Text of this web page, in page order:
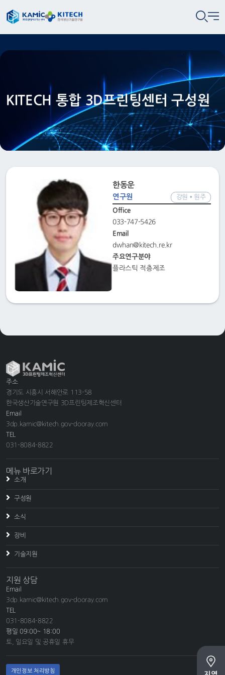
KITECH 통합 3D프린팅센터 구성원
한동운
연구원 강원 • 원주
Office
033-747-5426
Email
dwhan@kitech.re.kr
주요연구분야
플라스틱 적층제조
주소
경기도 시흥시 서해안로 113-58
한국생산기술연구원 3D프린팅제조혁신센터
Email
3dp.kamic@kitech.gov-dooray.com
TEL
031-8084-8822
메뉴 바로가기
소개
구성원
소식
장비
기술지원
지원 상담
Email
3dp.kamic@kitech.gov-dooray.com
TEL
031-8084-8822
평일 09:00~ 18:00
토, 일요일 및 공휴일 휴무
개인정보 처리방침